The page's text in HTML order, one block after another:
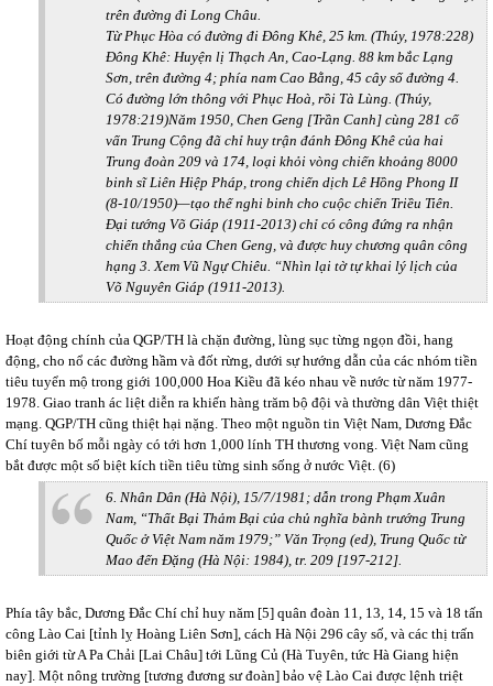
trên đường đi Long Châu.
Từ Phục Hòa có đường đi Đông Khê, 25 km. (Thúy, 1978:228)
Đông Khê: Huyện lị Thạch An, Cao-Lạng. 88 km bắc Lạng
Sơn, trên đường 4; phía nam Cao Bằng, 45 cây số đường 4.
Có đường lớn thông với Phục Hoà, rồi Tà Lùng. (Thúy,
1978:219)Năm 1950, Chen Geng [Trần Canh] cùng 281 cố
vấn Trung Cộng đã chỉ huy trận đánh Đông Khê của hai
Trung đoàn 209 và 174, loại khỏi vòng chiến khoảng 8000
binh sĩ Liên Hiệp Pháp, trong chiến dịch Lê Hồng Phong II
(8-10/1950)—tạo thế nghi binh cho cuộc chiến Triều Tiên.
Đại tướng Võ Giáp (1911-2013) chỉ có công đứng ra nhận
chiến thắng của Chen Geng, và được huy chương quân công
hạng 3. Xem Vũ Ngự Chiêu. “Nhìn lại tờ tự khai lý lịch của
Võ Nguyên Giáp (1911-2013).
Hoạt động chính của QGP/TH là chặn đường, lùng sục từng ngọn đồi, hang
động, cho nổ các đường hầm và đốt rừng, dưới sự hướng dẫn của các nhóm tiền
tiêu tuyển mộ trong giới 100,000 Hoa Kiều đã kéo nhau về nước từ năm 1977-
1978. Giao tranh ác liệt diễn ra khiến hàng trăm bộ đội và thường dân Việt thiệt
mạng. QGP/TH cũng thiệt hại nặng. Theo một nguồn tin Việt Nam, Dương Đắc
Chí tuyên bố mỗi ngày có tới hơn 1,000 lính TH thương vong. Việt Nam cũng
bắt được một số biệt kích tiền tiêu từng sinh sống ở nước Việt. (6)
6. Nhân Dân (Hà Nội), 15/7/1981; dẫn trong Phạm Xuân
Nam, “Thất Bại Thảm Bại của chủ nghĩa bành trướng Trung
Quốc ở Việt Nam năm 1979;” Văn Trọng (ed), Trung Quốc từ
Mao đến Đặng (Hà Nội: 1984), tr. 209 [197-212].
Phía tây bắc, Dương Đắc Chí chỉ huy năm [5] quân đoàn 11, 13, 14, 15 và 18 tấn
công Lào Cai [tỉnh lỵ Hoàng Liên Sơn], cách Hà Nội 296 cây số, và các thị trấn
biên giới từ A Pa Chải [Lai Châu] tới Lũng Củ (Hà Tuyên, tức Hà Giang hiện
nay]. Một nông trường [tương đương sư đoàn] bảo vệ Lào Cai được lệnh triệt